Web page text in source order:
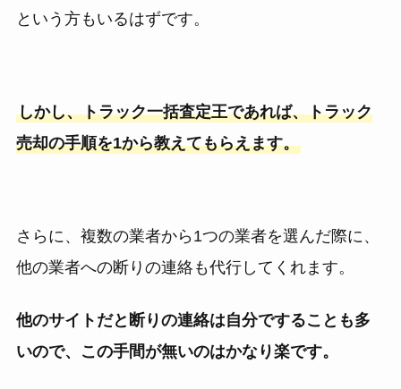
という方もいるはずです。
しかし、トラック一括査定王であれば、トラック
売却の手順を1から教えてもらえます。
さらに、複数の業者から1つの業者を選んだ際に、
他の業者への断りの連絡も代行してくれます。
他のサイトだと断りの連絡は自分ですることも多
いので、この手間が無いのはかなり楽です。